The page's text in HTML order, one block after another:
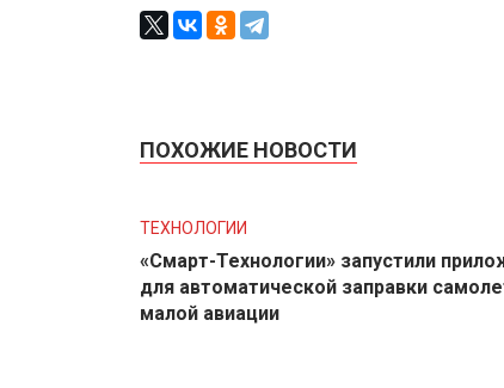
ПОХОЖИЕ НОВОСТИ
ТЕХНОЛОГИИ
«Смарт-Технологии» запустили
для автоматической заправки
малой авиации